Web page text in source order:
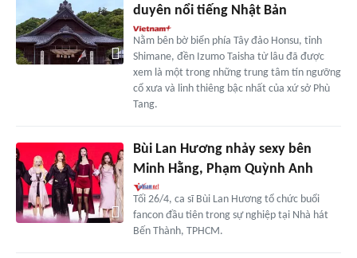
duyên nổi tiếng Nhật Bản
Nằm bên bờ biển phía Tây đảo Honsu, tỉnh
Shimane, đền Izumo Taisha từ lâu đã được
xem là một trong những trung tâm tín ngưỡng
cổ xưa và linh thiêng bậc nhất của xứ sở Phù
Tang.
Bùi Lan Hương nhảy sexy bên
Minh Hằng, Phạm Quỳnh Anh
Tối 26/4, ca sĩ Bùi Lan Hương tổ chức buổi
fancon đầu tiên trong sự nghiệp tại Nhà hát
Bến Thành, TPHCM.